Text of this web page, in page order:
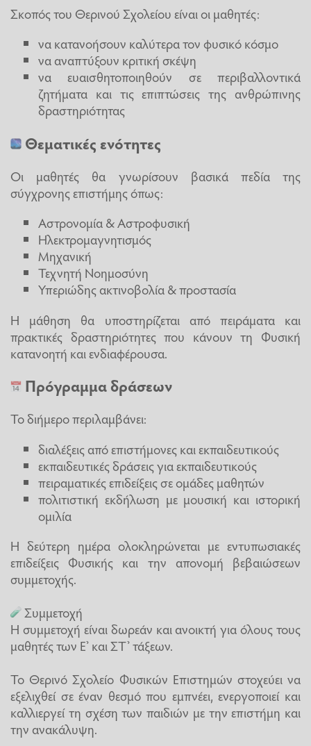
Σκοπός του Θερινού Σχολείου είναι οι μαθητές:
να κατανοήσουν καλύτερα τον φυσικό κόσμο
να αναπτύξουν κριτική σκέψη
να ευαισθητοποιηθούν σε περιβαλλοντικά
ζητήματα και τις επιπτώσεις της ανθρώπινης
δραστηριότητας
Θεματικές ενότητες
Οι μαθητές θα γνωρίσουν βασικά πεδία της
σύγχρονης επιστήμης όπως:
Αστρονομία & Αστροφυσική
Ηλεκτρομαγνητισμός
Μηχανική
Τεχνητή Νοημοσύνη
Υπεριώδης ακτινοβολία & προστασία
Η μάθηση θα υποστηρίζεται από πειράματα και
πρακτικές δραστηριότητες που κάνουν τη Φυσική
κατανοητή και ενδιαφέρουσα.
Πρόγραμμα δράσεων
Το διήμερο περιλαμβάνει:
διαλέξεις από επιστήμονες και εκπαιδευτικούς
εκπαιδευτικές δράσεις για εκπαιδευτικούς
πειραματικές επιδείξεις σε ομάδες μαθητών
πολιτιστική εκδήλωση με μουσική και ιστορική
ομιλία
Η δεύτερη ημέρα ολοκληρώνεται με εντυπωσιακές
επιδείξεις Φυσικής και την απονομή βεβαιώσεων
συμμετοχής.
Συμμετοχή
Η συμμετοχή είναι δωρεάν και ανοικτή για όλους τους
μαθητές των Ε’ και ΣΤ’ τάξεων.
Το Θερινό Σχολείο Φυσικών Επιστημών στοχεύει να
εξελιχθεί σε έναν θεσμό που εμπνέει, ενεργοποιεί και
καλλιεργεί τη σχέση των παιδιών με την επιστήμη και
την ανακάλυψη.